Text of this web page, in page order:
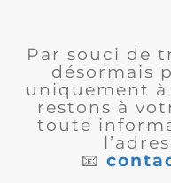
Par souci de
désormais
uniquement à
restons à
toute
📧